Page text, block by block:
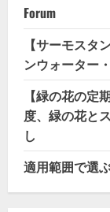
Forum
【サーモスタ
ンウォーター
【緑の花の定
度、緑の花と
し
適用範囲で選